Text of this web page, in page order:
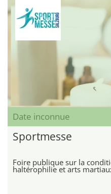
Date inconnue
Sportmesse
Foire publique sur la
haltérophilie et arts